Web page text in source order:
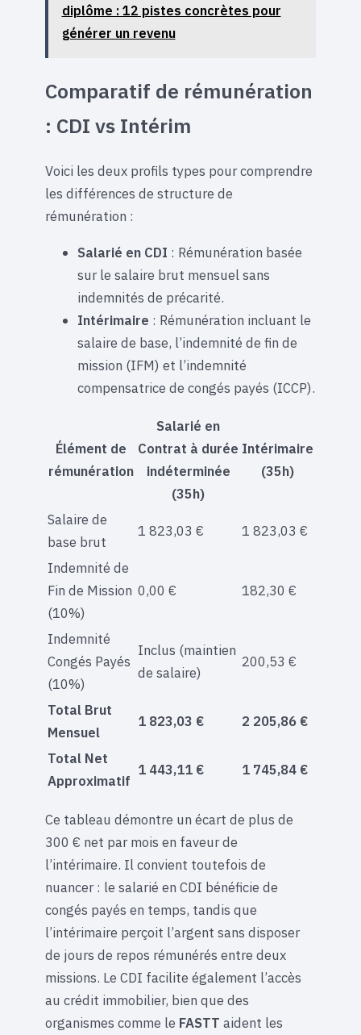
diplôme : 12 pistes concrètes pour
générer un revenu
Comparatif de rémunération
: CDI vs Intérim
Voici les deux profils types pour comprendre
les différences de structure de
rémunération :
Salarié en CDI : Rémunération basée
sur le salaire brut mensuel sans
indemnités de précarité.
Intérimaire : Rémunération incluant le
salaire de base, l’indemnité de fin de
mission (IFM) et l’indemnité
compensatrice de congés payés (ICCP).
Élément de
rémunération
Salarié en
Contrat à durée
indéterminée
(35h)
Intérimaire
(35h)
Salaire de
base brut
1 823,03 € 1 823,03 €
Indemnité de
Fin de Mission
(10%)
0,00 € 182,30 €
Indemnité
Congés Payés
(10%)
Inclus (maintien
de salaire)
200,53 €
Total Brut
Mensuel
1 823,03 € 2 205,86 €
Total Net
Approximatif
1 443,11 € 1 745,84 €
Ce tableau démontre un écart de plus de
300 € net par mois en faveur de
l’intérimaire. Il convient toutefois de
nuancer : le salarié en CDI bénéficie de
congés payés en temps, tandis que
l’intérimaire perçoit l’argent sans disposer
de jours de repos rémunérés entre deux
missions. Le CDI facilite également l’accès
au crédit immobilier, bien que des
organismes comme le FASTT aident les